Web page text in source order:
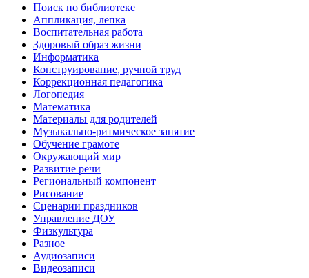
Поиск по библиотеке
Аппликация, лепка
Воспитательная работа
Здоровый образ жизни
Информатика
Конструирование, ручной труд
Коррекционная педагогика
Логопедия
Математика
Материалы для родителей
Музыкально-ритмическое занятие
Обучение грамоте
Окружающий мир
Развитие речи
Региональный компонент
Рисование
Сценарии праздников
Управление ДОУ
Физкультура
Разное
Аудиозаписи
Видеозаписи